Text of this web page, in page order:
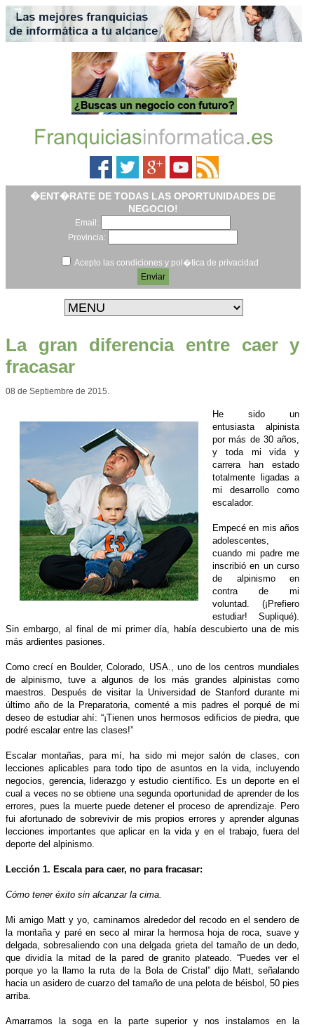
�ENT�RATE DE TODAS LAS OPORTUNIDADES DE
NEGOCIO!
Email:
Provincia:
Acepto las condiciones y pol�tica de privacidad
La gran diferencia entre caer y
fracasar
08 de Septiembre de 2015.
He sido un
entusiasta alpinista
por más de 30 años,
y toda mi vida y
carrera han estado
totalmente ligadas a
mi desarrollo como
escalador.
Empecé en mis años
adolescentes,
cuando mi padre me
inscribió en un curso
de alpinismo en
contra de mi
voluntad. (¡Prefiero
estudiar! Supliqué).
Sin embargo, al final de mi primer día, había descubierto una de mis
más ardientes pasiones.
Como crecí en Boulder, Colorado, USA., uno de los centros mundiales
de alpinismo, tuve a algunos de los más grandes alpinistas como
maestros. Después de visitar la Universidad de Stanford durante mi
último año de la Preparatoria, comenté a mis padres el porqué de mi
deseo de estudiar ahí: “¡Tienen unos hermosos edificios de piedra, que
podré escalar entre las clases!”
Escalar montañas, para mí, ha sido mi mejor salón de clases, con
lecciones aplicables para todo tipo de asuntos en la vida, incluyendo
negocios, gerencia, liderazgo y estudio científico. Es un deporte en el
cual a veces no se obtiene una segunda oportunidad de aprender de los
errores, pues la muerte puede detener el proceso de aprendizaje. Pero
fui afortunado de sobrevivir de mis propios errores y aprender algunas
lecciones importantes que aplicar en la vida y en el trabajo, fuera del
deporte del alpinismo.
Lección 1. Escala para caer, no para fracasar:
Cómo tener éxito sin alcanzar la cima.
Mi amigo Matt y yo, caminamos alrededor del recodo en el sendero de
la montaña y paré en seco al mirar la hermosa hoja de roca, suave y
delgada, sobresaliendo con una delgada grieta del tamaño de un dedo,
que dividía la mitad de la pared de granito plateado. “Puedes ver el
porque yo la llamo la ruta de la Bola de Cristal” dijo Matt, señalando
hacia un asidero de cuarzo del tamaño de una pelota de béisbol, 50 pies
arriba.
Amarramos la soga en la parte superior y nos instalamos en la